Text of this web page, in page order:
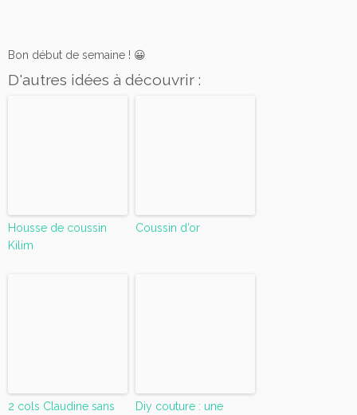
Bon début de semaine ! 😀
D'autres idées à découvrir :
Housse de coussin
Kilim
Coussin d’or
2 cols Claudine sans
Diy couture : une